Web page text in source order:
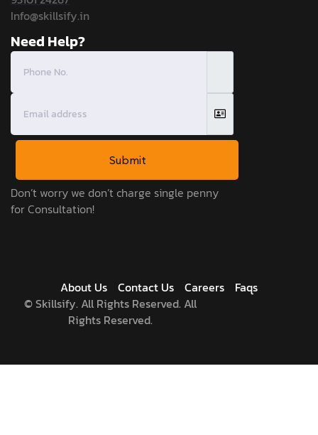
Info@skillsify.in
Need Help?
Submit
Don’t worry we don’t charge single penny
for Consultation!
©Skillsify. All Rights Reserved. All
Rights Reserved.
About Us Contact Us Careers Faqs